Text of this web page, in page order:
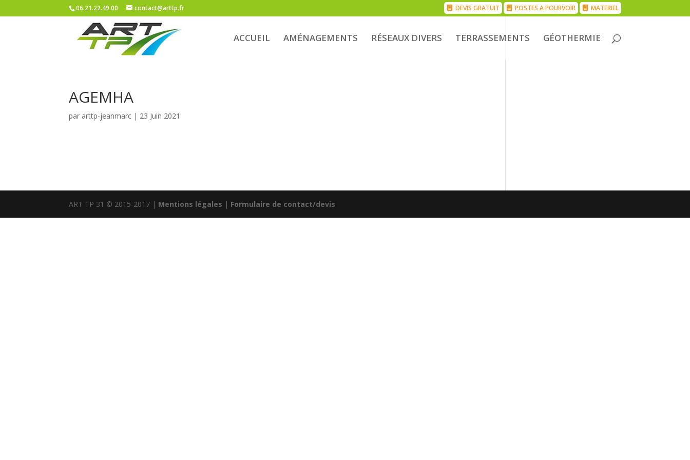
06.21.22.49.00 contact@arttp.fr DEVIS GRATUIT POSTES A POURVOIR MATERIEL
ACCUEIL AMÉNAGEMENTS RÉSEAUX DIVERS TERRASSEMENTS GÉOTHERMIE
AGEMHA
par arttp-jeanmarc | 23 Juin 2021
ART TP 31 © 2015-2017 | Mentions légales | Formulaire de contact/devis